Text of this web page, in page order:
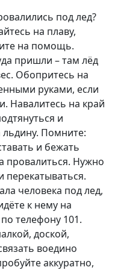
под лед?
на плаву,
на помощь.
пришли – там лёд
Обопритесь на
руками, если
Навалитесь на край
и
Помните:
и бежать
провалиться. Нужно
перекатываться.
человека под лед,
к нему на
телефону 101.
доской,
воедино
аккуратно,